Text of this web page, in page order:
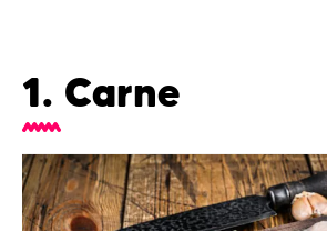
1. Carne